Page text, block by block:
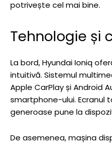
potrivește cel mai bine.
Tehnologie și
La bord, Hyundai Ioniq
intuitivă. Sistemul
Apple CarPlay și Android
smartphone-ului. Ecranul
generoase pune la
De asemenea, mașina